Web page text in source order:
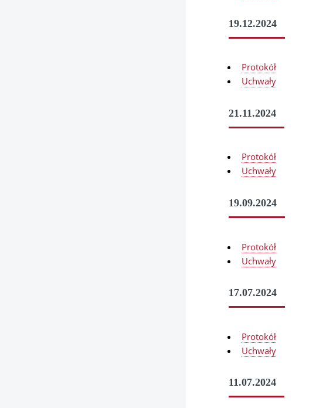
19.12.2024
Protokół
Uchwały
21.11.2024
Protokół
Uchwały
19.09.2024
Protokół
Uchwały
17.07.2024
Protokół
Uchwały
11.07.2024